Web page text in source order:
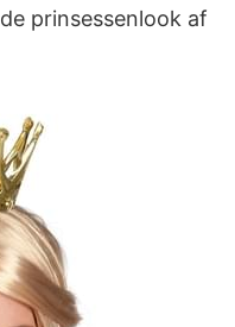
prinsessenlook af